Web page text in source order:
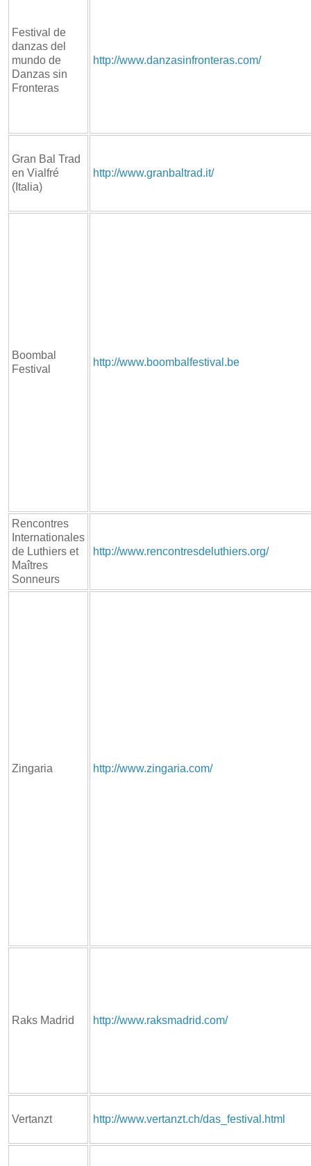
Festival de
danzas del
mundo de
Danzas sin
Fronteras
http://www.danzasinfronteras.com/
Gran Bal Trad
en Vialfré
(Italia)
http://www.granbaltrad.it/
Boombal
Festival
http://www.boombalfestival.be
Rencontres
Internationales
de Luthiers et
Maîtres
Sonneurs
http://www.rencontresdeluthiers.org/
Zingaria http://www.zingaria.com/
Raks Madrid http://www.raksmadrid.com/
Vertanzt http://www.vertanzt.ch/das_festival.html